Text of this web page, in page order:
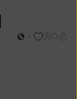
Page